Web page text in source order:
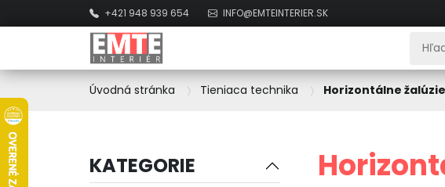
+421 948 939 654 INFO@EMTEINTERIER.SK
Úvodná stránka Tieniaca technika Horizontálne žalúzie
KATEGORIE